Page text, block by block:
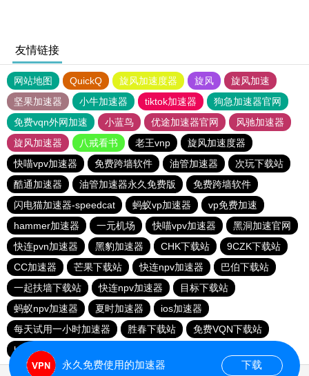
友情链接
网站地图 QuickQ 旋风加速度器 旋风
旋风加速
坚果加速器
小牛加速器 tiktok加速器
狗急加速器官网
免费vqn外网加速
小蓝鸟 优途加速器官网
风驰加速器
旋风加速器
八戒看书 老王vnp
旋风加速度器
快喵vpv加速器
免费跨墙软件 油管加速器
次玩下载站
酷通加速器
油管加速器永久免费版
免费跨墙软件
闪电猫加速器-speedcat
蚂蚁vp加速器
vp免费加速
hammer加速器
一元机场 快喵vpv加速器
黑洞加速官网
快连pvn加速器
黑豹加速器 CHK下载站
9CZK下载站
CC加速器
芒果下载站 快连npv加速器
巴伯下载站
一起扶墙下载站
快连npv加速器
目标下载站
蚂蚁npv加速器
夏时加速器
ios加速器
每天试用一小时加速器
胜春下载站
免费VQN下载站
hammer加速器
永久免费使用的加速器 下载